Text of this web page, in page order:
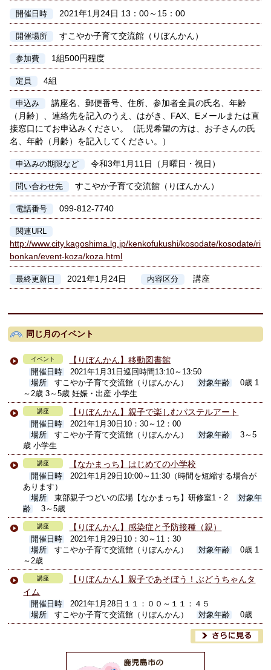
開催日時 2021年1月24日 13：00～15：00
開催場所 すこやか子育て交流館（りぼんかん）
参加費 1組500円程度
定員 4組
申込み
講座名、郵便番号、住所、参加者全員の氏名、年齢
（月齢）、連絡先を記入のうえ、はがき、FAX、Eメールまたは直
接窓口にてお申込みください。（託児希望の方は、お子さんの氏
名、年齢（月齢）を記入してください。）
申込みの期限など 令和3年1月11日（月曜日・祝日）
問い合わせ先 すこやか子育て交流館（りぼんかん）
電話番号 099-812-7740
関連URL
http://www.city.kagoshima.lg.jp/kenkofukushi/kosodate/kosodate/ri
bonkan/event-koza/koza.html
最終更新日 2021年1月24日 内容区分 講座
同じ月のイベント
イベント 【りぼんかん】移動図書館
開催日時
2021年1月31日巡回時間13:10～13:50
場所
すこやか子育て交流館（りぼんかん） 対象年齢
0歳 1
～2歳 3～5歳 妊娠・出産 小学生
講座 【りぼんかん】親子で楽しむパステルアート
開催日時
2021年1月30日10：30～12：00
場所
すこやか子育て交流館（りぼんかん） 対象年齢
3～5
歳 小学生
講座 【なかまっち】はじめての小学校
開催日時
2021年1月29日10:00～11:30（時間を短縮する場合が
あります）
場所
東部親子つどいの広場【なかまっち】研修室1・2
対象年
齢
3～5歳
講座 【りぼんかん】感染症と予防接種（親）
開催日時
2021年1月29日10：30～11：30
場所
すこやか子育て交流館（りぼんかん） 対象年齢
0歳 1
～2歳
講座
【りぼんかん】親子であそぼう！ぶどうちゃんタ
イム
開催日時
2021年1月28日１１：００～１１：４５
場所
すこやか子育て交流館（りぼんかん） 対象年齢 0歳